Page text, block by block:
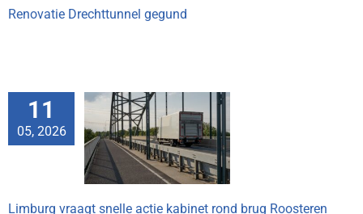
Renovatie Drechttunnel gegund
11
05, 2026
snelle
rond brug
Limburg vraagt snelle actie kabinet rond brug Roosteren